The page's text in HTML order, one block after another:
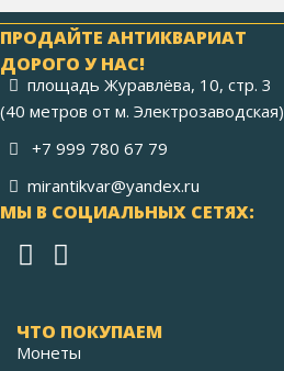
ПРОДАЙТЕ АНТИКВАРИАТ
ДОРОГО У НАС!
площадь Журавлёва, 10, стр. 3
(40 метров от м. Электрозаводская)
+7 999 780 67 79
mirantikvar@yandex.ru
МЫ В СОЦИАЛЬНЫХ СЕТЯХ:
ЧТО ПОКУПАЕМ
Монеты